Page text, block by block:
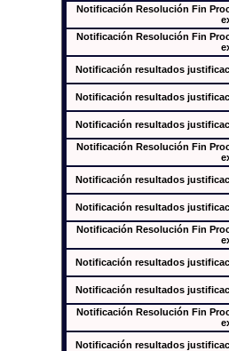
Notificación Resolución Fin
Notificación Resolución Fin
Notificación resultados
Notificación resultados
Notificación resultados
Notificación Resolución Fin
Notificación resultados
Notificación resultados
Notificación Resolución Fin
Notificación resultados
Notificación resultados
Notificación Resolución Fin
Notificación resultados